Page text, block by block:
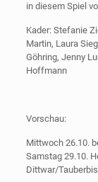
in diesem Spiel
Kader: Stefanie
Martin, Laura
Göhring, Jenny
Hoffmann
Vorschau:
Mittwoch 26.10.
Samstag 29.10.
Dittwar/